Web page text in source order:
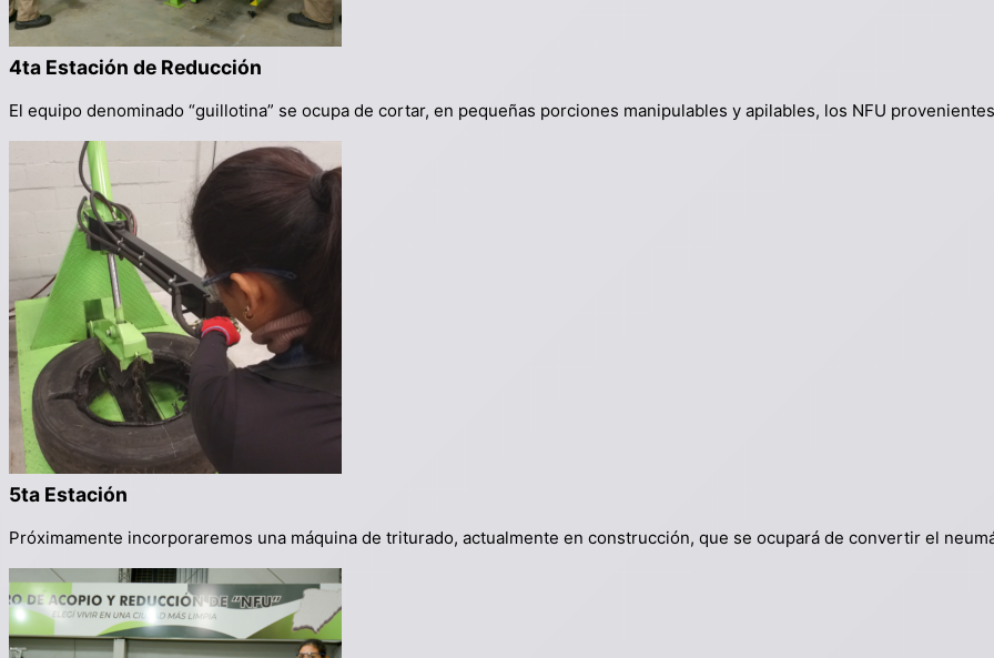
4ta Estación de Reducción
El equipo denominado “guillotina” se ocupa de cortar, en pequeñas porciones manipulables y apilables, los NFU
5ta Estación
Próximamente incorporaremos una máquina de triturado, actualmente en construcción, que se ocupará de convertir el